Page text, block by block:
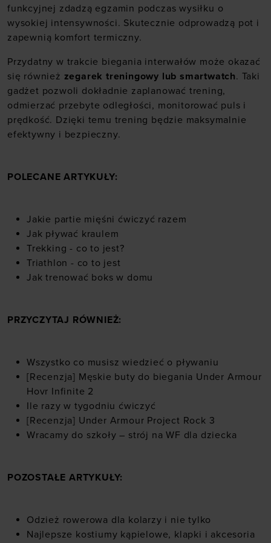
„Szczegóły”
funkcyjnej zdadzą egzamin podczas wysiłku o
wysokiej intensywności. Skutecznie odprowadzą pot i
zapewnią komfort termiczny.
Przydatny w trakcie biegania interwałów może okazać
się również zegarek treningowy lub smartwatch. Taki
gadżet pozwoli dokładnie zaplanować trening,
odmierzać przebyte odległości, monitorować puls i
prędkość. Dzięki temu trening będzie maksymalnie
efektywny i bezpieczny.
POLECANE ARTYKUŁY:
Jakie partie mięśni ćwiczyć razem
Jak pływać kraulem
Trekking - co to jest?
Triathlon - co to jest
Jak trenować boks w domu
PRZYCZYTAJ RÓWNIEŻ:
Wszystko co musisz wiedzieć o pływaniu
[Recenzja] Męskie buty do biegania Under Armour
Hovr Infinite 2
Ile razy w tygodniu ćwiczyć
[Recenzja] Under Armour Project Rock 3
Wracamy do szkoły – strój na WF dla dziecka
POZOSTAŁE ARTYKUŁY:
Odzież rowerowa dla kolarzy i nie tylko
Najlepsze kostiumy kąpielowe, klapki i akcesoria